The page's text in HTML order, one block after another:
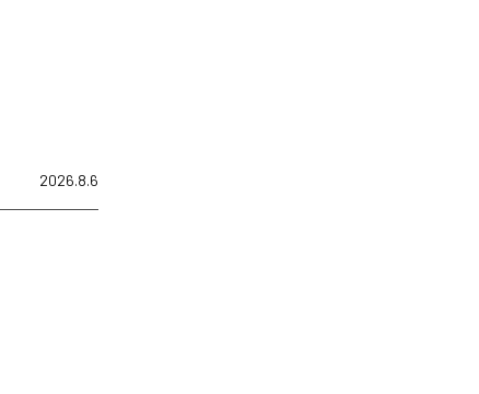
2026.8.6